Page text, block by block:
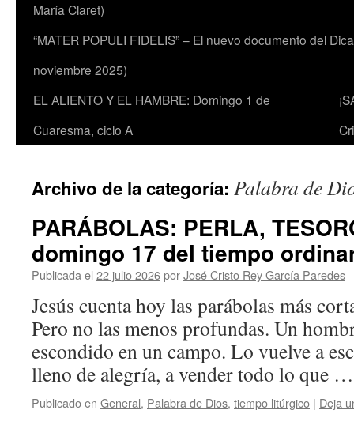
María Claret)
“MATER POPULI FIDELIS” – El nuevo documento del
noviembre 2025)
EL ALIENTO Y EL HAMBRE: Domingo 1 de
Cuaresma, ciclo A
Archivo de la categoría: Palabra de
PARÁBOLAS: PERLA,
domingo 17 del tiempo
Publicada el 22 julio 2026porJosé Cristo Rey García Paredes
Jesús cuenta hoy las parábolas más
Pero no las menos profundas. Un
escondido en un campo. Lo vuelve a
lleno de alegría, a vender todo lo que
Publicado en General, Palabra de Dios, tiempo litúrgico | Deja